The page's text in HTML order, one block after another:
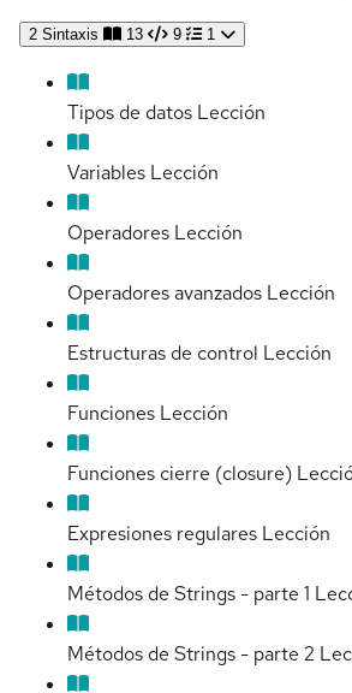
2 Sintaxis 13 9 1
Tipos de datos Lección
Variables Lección
Operadores Lección
Operadores avanzados Lección
Estructuras de control Lección
Funciones Lección
Funciones cierre (closure)
Expresiones regulares Lección
Métodos de Strings - parte 1
Métodos de Strings - parte 2